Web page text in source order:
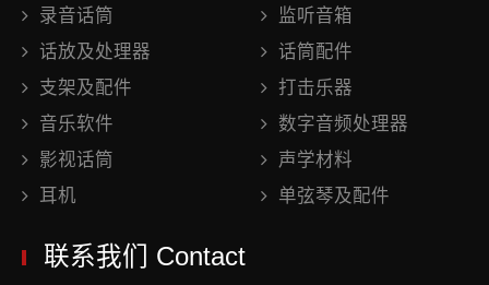
录音话筒
监听音箱
话放及处理器
话筒配件
支架及配件
打击乐器
音乐软件
数字音频处理器
影视话筒
声学材料
耳机
单弦琴及配件
联系我们 Contact